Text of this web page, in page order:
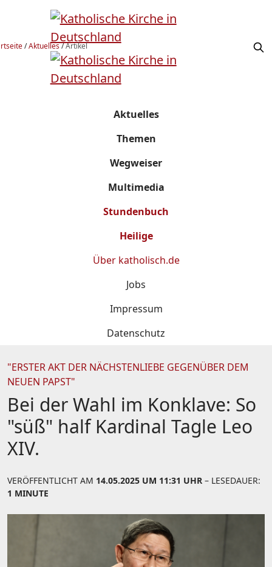
/Aktuelles/Artikel
Aktuelles
Themen
Wegweiser
Multimedia
Stundenbuch
Heilige
Über katholisch.de
Jobs
Impressum
Datenschutz
"ERSTER AKT DER NÄCHSTENLIEBE GEGENÜBER DEM
NEUEN PAPST"
Bei der Wahl im Konklave: So
"süß" half Kardinal Tagle Leo
XIV.
VERÖFFENTLICHT AM 14.05.2025 UM 11:31 UHR – LESEDAUER:
1 MINUTE